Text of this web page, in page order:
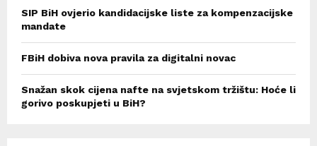
SIP BiH ovjerio kandidacijske liste za kompenzacijske
mandate
FBiH dobiva nova pravila za digitalni novac
Snažan skok cijena nafte na svjetskom tržištu: Hoće li
gorivo poskupjeti u BiH?